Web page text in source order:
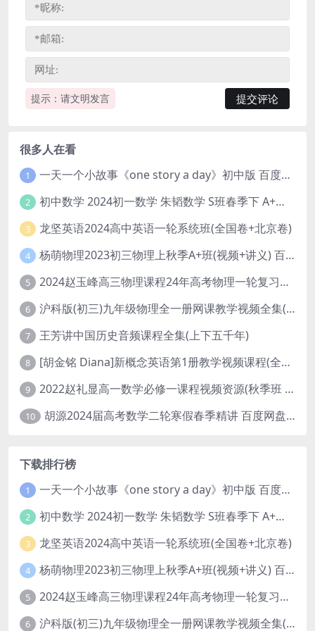
提示：请文明发言
很多人在看
1 一天一个小故事《one story a day》初中版 百度网盘分享下载
2 初中数学 2024初一数学 朱韬数学 S班春季下 A+班春季下 百度云网盘
3 龙坚英语2024高中英语一轮系统班(全国卷+北京卷)
4 杨萌物理2023初三物理上秋季A+班(视频+讲义) 百度网盘分享
5 2024赵玉峰高三物理课程24年高考物理一轮复习网课教程
6 沪科版(初三)九年级物理全一册网课教学视频全集(录播版 杜春雨 66讲)
7 王芳讲中国历史音频课程全集(上下五千年)
8 [胡金铭 Diana]新概念英语第1册教学视频课程(全集 百度网盘下载)
9 2022赵礼显高一数学必修一课程视频资源(秋季班 含讲义)百度网盘云
10 胡源2024届高考数学二轮寒假春季精讲 百度网盘分享
下载排行榜
1 一天一个小故事《one story a day》初中版 百度网盘分享下载
2 初中数学 2024初一数学 朱韬数学 S班春季下 A+班春季下 百度云网盘
3 龙坚英语2024高中英语一轮系统班(全国卷+北京卷)
4 杨萌物理2023初三物理上秋季A+班(视频+讲义) 百度网盘分享
5 2024赵玉峰高三物理课程24年高考物理一轮复习网课教程
6 沪科版(初三)九年级物理全一册网课教学视频全集(录播版 杜春雨 66讲)